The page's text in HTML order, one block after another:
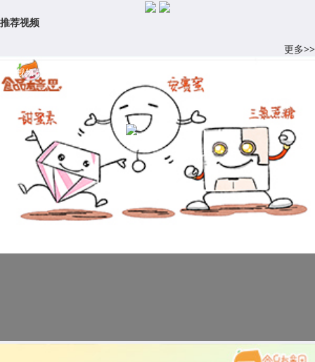
推荐视频
更多>>
科普视频：什么是甜味剂？